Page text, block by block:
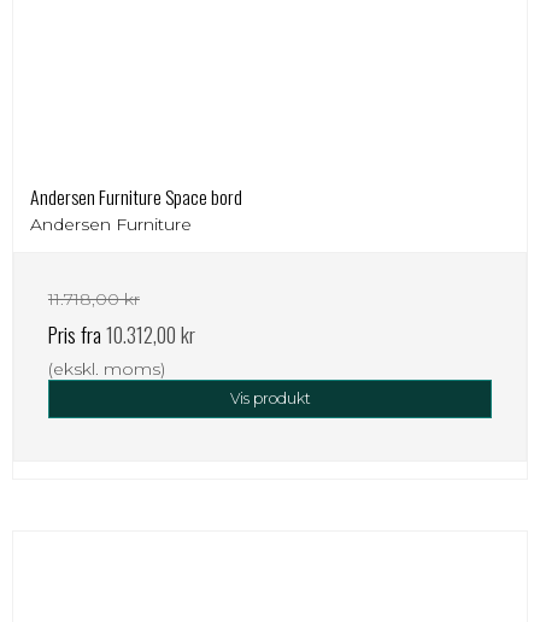
Andersen Furniture Space bord
Andersen Furniture
11.718,00 kr
Pris fra10.312,00 kr
(ekskl. moms)
Vis produkt